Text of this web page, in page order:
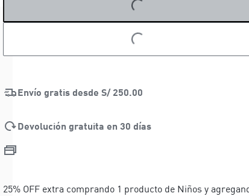
LOADING...
LOADING...
Envío gratis desde S/ 250.00
Devolución gratuita en 30 días
25% OFF extra comprando 1 producto de Niños y